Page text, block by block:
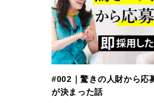
#002｜驚きの人財から応
が決まった話